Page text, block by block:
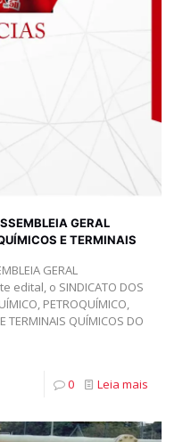
GERAL
E TERMINAIS
GERAL
edital, o SINDICATO DOS
PETROQUÍMICO,
TERMINAIS QUÍMICOS DO
0 Leia mais